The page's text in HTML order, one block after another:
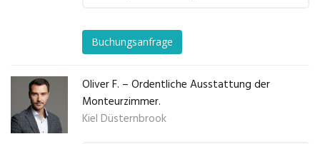
Buchungsanfrage
Oliver F. – Ordentliche Ausstattung der
Monteurzimmer.
Kiel Düsternbrook